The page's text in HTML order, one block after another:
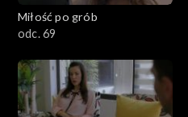
Miłość po grób
odc. 69